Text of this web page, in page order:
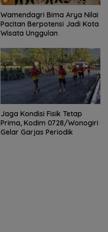
Wamendagri Bima Arya Nilai
Pacitan Berpotensi Jadi Kota
Wisata Unggulan
Jaga Kondisi Fisik Tetap
Prima, Kodim 0728/Wonogiri
Gelar Garjas Periodik